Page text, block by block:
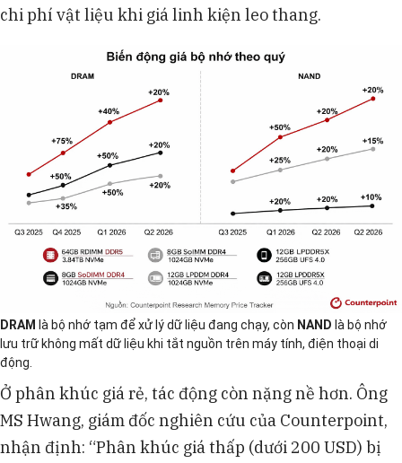
chi phí vật liệu khi giá linh kiện leo thang.
DRAM là bộ nhớ tạm để xử lý dữ liệu đang chạy, còn NAND là bộ nhớ
lưu trữ không mất dữ liệu khi tắt nguồn trên máy tính, điện thoại di
động.
Ở phân khúc giá rẻ, tác động còn nặng nề hơn. Ông
MS Hwang, giám đốc nghiên cứu của Counterpoint,
nhận định: “Phân khúc giá thấp (dưới 200 USD) bị